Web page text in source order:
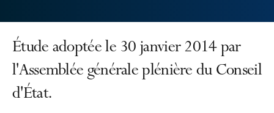
Étude adoptée le 30 janvier 2014 par
l'Assemblée générale plénière du Conseil
d'État.